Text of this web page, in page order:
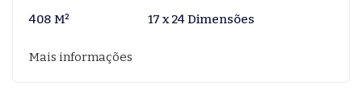
408 M² 17 x 24 Dimensões
Mais informações